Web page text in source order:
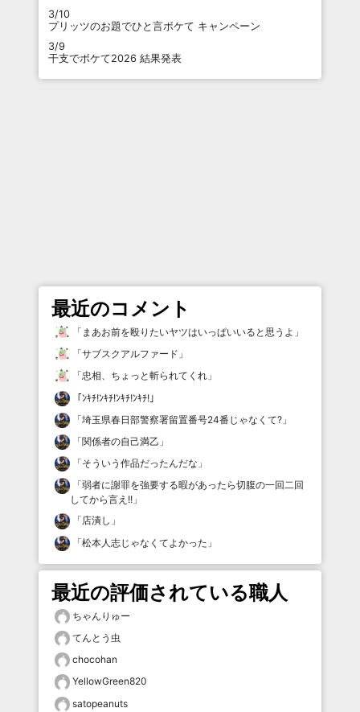
3/10
プリッツのお題でひと言ボケて キャンペーン
3/9
干支でボケて2026 結果発表
最近のコメント
「 まあお前を殴りたいヤツはいっぱいいると思うよ 」
「サブスクアルファード 」
「忠相、ちょっと斬られてくれ 」
「ﾝｷﾁ!ﾝｷﾁ!ﾝｷﾁ!ﾝｷﾁ! 」
「埼玉県春日部警察署留置番号24番じゃなくて? 」
「関係者の自己満乙 」
「そういう作品だったんだな 」
「弱者に謝罪を強要する暇があったら切腹の一回二回
してから言え!! 」
「店潰し 」
「松本人志じゃなくてよかった 」
最近の評価されている職人
ちゃんりゅー
てんとう虫
chocohan
YellowGreen820
satopeanuts